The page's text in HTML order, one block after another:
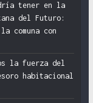
tener en la
del Futuro:
comuna con
la fuerza del
habitacional